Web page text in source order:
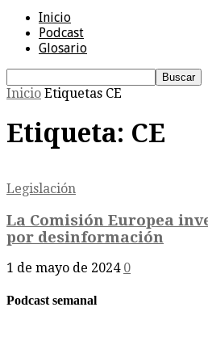
Inicio
Podcast
Glosario
Inicio Etiquetas CE
Etiqueta: CE
Legislación
La Comisión Europea
por desinformación
1 de mayo de 2024 0
Podcast semanal